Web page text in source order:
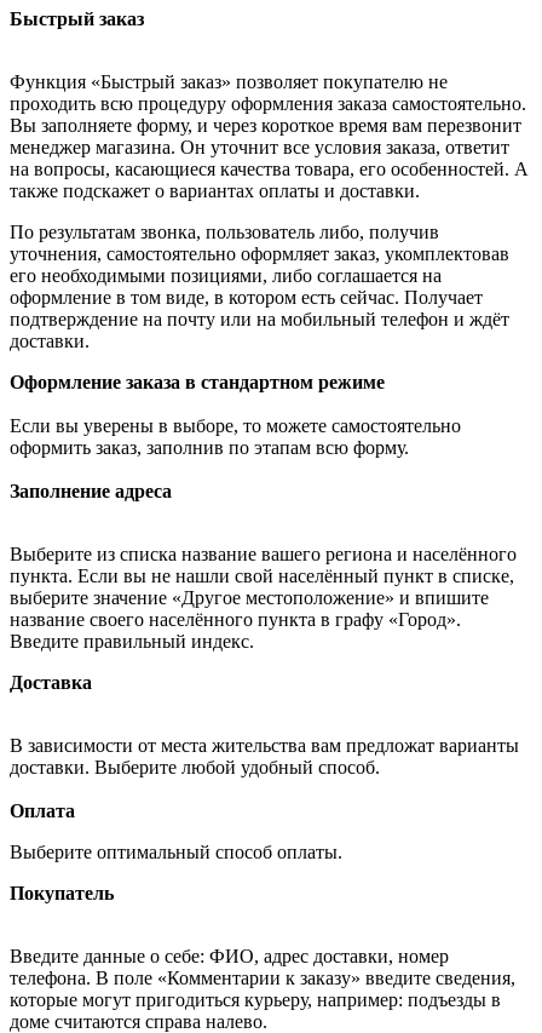
Быстрый заказ
Функция «Быстрый заказ» позволяет покупателю не
проходить всю процедуру оформления заказа самостоятельно.
Вы заполняете форму, и через короткое время вам перезвонит
менеджер магазина. Он уточнит все условия заказа, ответит
на вопросы, касающиеся качества товара, его особенностей. А
также подскажет о вариантах оплаты и доставки.
По результатам звонка, пользователь либо, получив
уточнения, самостоятельно оформляет заказ, укомплектовав
его необходимыми позициями, либо соглашается на
оформление в том виде, в котором есть сейчас. Получает
подтверждение на почту или на мобильный телефон и ждёт
доставки.
Оформление заказа в стандартном режиме
Если вы уверены в выборе, то можете самостоятельно
оформить заказ, заполнив по этапам всю форму.
Заполнение адреса
Выберите из списка название вашего региона и населённого
пункта. Если вы не нашли свой населённый пункт в списке,
выберите значение «Другое местоположение» и впишите
название своего населённого пункта в графу «Город».
Введите правильный индекс.
Доставка
В зависимости от места жительства вам предложат варианты
доставки. Выберите любой удобный способ.
Оплата
Выберите оптимальный способ оплаты.
Покупатель
Введите данные о себе: ФИО, адрес доставки, номер
телефона. В поле «Комментарии к заказу» введите сведения,
которые могут пригодиться курьеру, например: подъезды в
доме считаются справа налево.